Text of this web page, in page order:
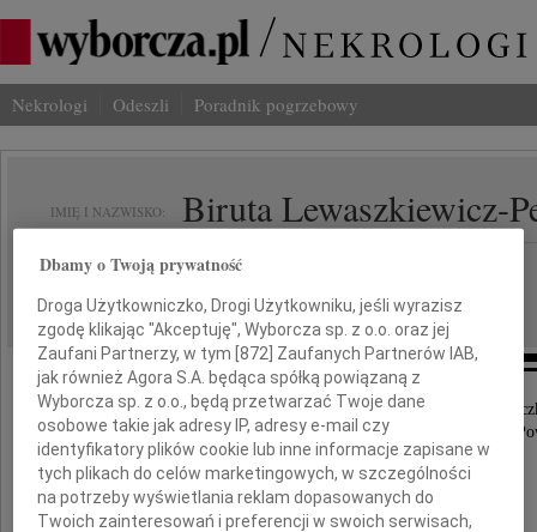
Nekrologi Odeszli Poradnik pogrzebowy
IMIĘ I NAZWISKO: Biruta Lewaszkiewicz-
REGION: Łódź
DATA EMISJI: 15.06.2022
Z wielkim żalem żegnamy wspaniałą
na naszej drodze naukowej, serdecznego Przyjaciela i
Dbamy o Twoją prywatność
Droga Użytkowniczko, Drogi Użytkowniku, jeśli wyrazisz
zgodę klikając "Akceptuję", Wyborcza sp. z o.o. oraz jej
Zaufani Partnerzy, w tym [872 ] Zaufanych Partnerów IAB,
jak również Agora S.A. będąca spółką powiązaną z
Wyborcza sp. z o.o., będą przetwarzać Twoje dane
osobowe takie jak adresy IP, adresy e-mail czy
identyfikatory plików cookie lub inne informacje zapisane w
tych plikach do celów marketingowych, w szczególności
na potrzeby wyświetlania reklam dopasowanych do
Twoich zainteresowań i preferencji w swoich serwisach,